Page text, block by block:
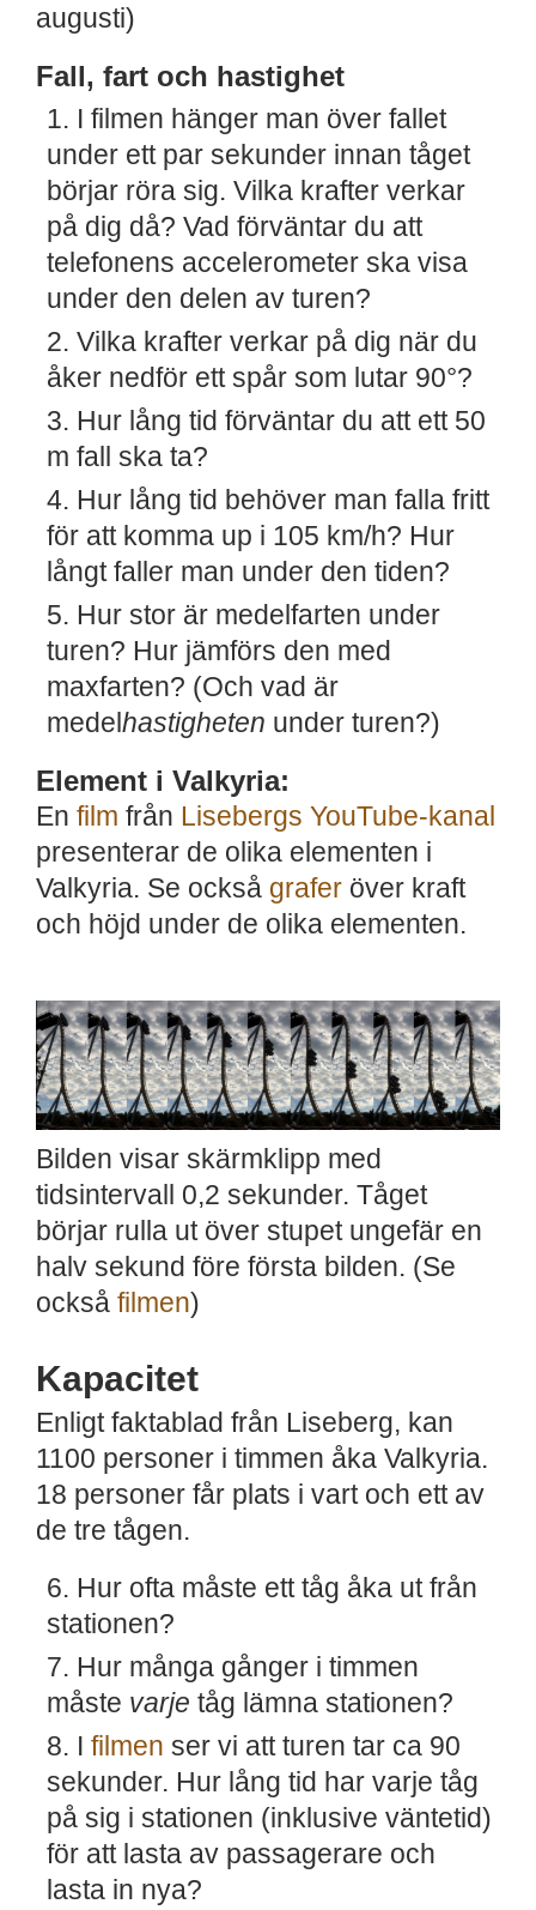
augusti)
Fall, fart och hastighet
I filmen hänger man över fallet
under ett par sekunder innan tåget
börjar röra sig. Vilka krafter verkar
på dig då? Vad förväntar du att
telefonens accelerometer ska visa
under den delen av turen?
Vilka krafter verkar på dig när du
åker nedför ett spår som lutar 90°?
Hur lång tid förväntar du att ett 50
m fall ska ta?
Hur lång tid behöver man falla fritt
för att komma up i 105 km/h? Hur
långt faller man under den tiden?
Hur stor är medelfarten under
turen? Hur jämförs den med
maxfarten? (Och vad är
medel hastigheten under turen?)
Element i Valkyria:
En film från Lisebergs YouTube-kanal
presenterar de olika elementen i
Valkyria. Se också grafer över kraft
och höjd under de olika elementen.
Bilden visar skärmklipp med
tidsintervall 0,2 sekunder. Tåget
börjar rulla ut över stupet ungefär en
halv sekund före första bilden. (Se
också filmen)
Kapacitet
Enligt faktablad från Liseberg, kan
1100 personer i timmen åka Valkyria.
18 personer får plats i vart och ett av
de tre tågen.
Hur ofta måste ett tåg åka ut från
stationen?
Hur många gånger i timmen
måste varje tåg lämna stationen?
I filmen ser vi att turen tar ca 90
sekunder. Hur lång tid har varje tåg
på sig i stationen (inklusive väntetid)
för att lasta av passagerare och
lasta in nya?